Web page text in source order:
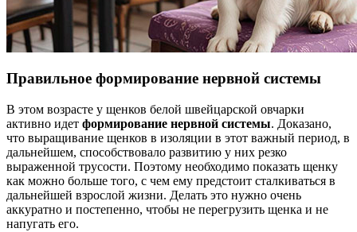
Правильное формирование нервной системы
В этом возрасте у щенков белой швейцарской овчарки
активно идет формирование нервной системы. Доказано,
что выращивание щенков в изоляции в этот важный период, в
дальнейшем, способствовало развитию у них резко
выраженной трусости. Поэтому необходимо показать щенку
как можно больше того, с чем ему предстоит сталкиваться в
дальнейшей взрослой жизни. Делать это нужно очень
аккуратно и постепенно, чтобы не перегрузить щенка и не
напугать его.